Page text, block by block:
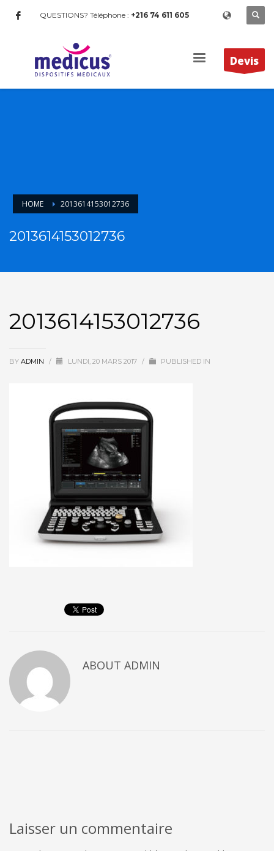
QUESTIONS? Téléphone : +216 74 611 605
Devis
HOME 2013614153012736
2013614153012736
2013614153012736
BY ADMIN / LUNDI, 20 MARS 2017 / PUBLISHED IN
ABOUT ADMIN
Laisser un commentaire